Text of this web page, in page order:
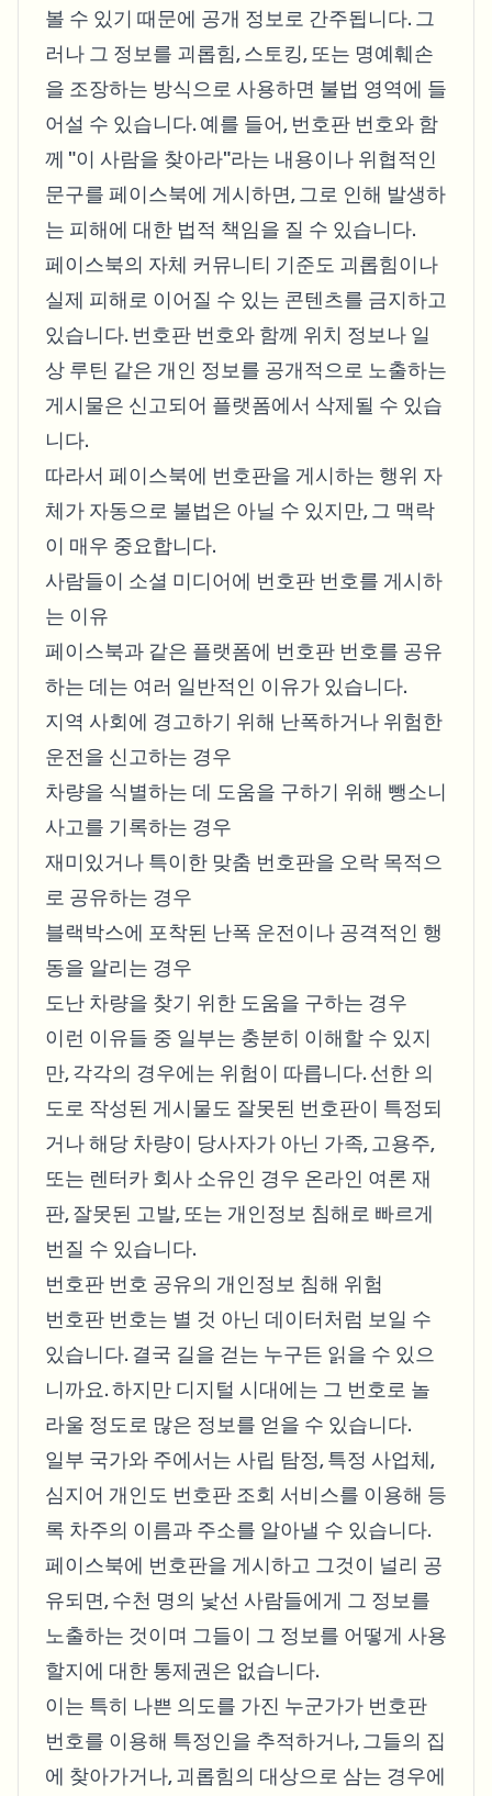
Bulk background removal
볼 수 있기 때문에 공개 정보로 간주됩니다. 그
러나 그 정보를 괴롭힘, 스토킹, 또는 명예훼손
을 조장하는 방식으로 사용하면 불법 영역에 들
어설 수 있습니다. 예를 들어, 번호판 번호와 함
께 "이 사람을 찾아라"라는 내용이나 위협적인
문구를 페이스북에 게시하면, 그로 인해 발생하
는 피해에 대한 법적 책임을 질 수 있습니다.
페이스북의 자체 커뮤니티 기준도 괴롭힘이나
실제 피해로 이어질 수 있는 콘텐츠를 금지하고
있습니다. 번호판 번호와 함께 위치 정보나 일
상 루틴 같은 개인 정보를 공개적으로 노출하는
게시물은 신고되어 플랫폼에서 삭제될 수 있습
니다.
따라서 페이스북에 번호판을 게시하는 행위 자
체가 자동으로 불법은 아닐 수 있지만, 그 맥락
이 매우 중요합니다.
사람들이 소셜 미디어에 번호판 번호를 게시하
는 이유
페이스북과 같은 플랫폼에 번호판 번호를 공유
하는 데는 여러 일반적인 이유가 있습니다.
지역 사회에 경고하기 위해 난폭하거나 위험한
운전을 신고하는 경우
차량을 식별하는 데 도움을 구하기 위해 뺑소니
사고를 기록하는 경우
재미있거나 특이한 맞춤 번호판을 오락 목적으
로 공유하는 경우
블랙박스에 포착된 난폭 운전이나 공격적인 행
동을 알리는 경우
도난 차량을 찾기 위한 도움을 구하는 경우
이런 이유들 중 일부는 충분히 이해할 수 있지
만, 각각의 경우에는 위험이 따릅니다. 선한 의
도로 작성된 게시물도 잘못된 번호판이 특정되
거나 해당 차량이 당사자가 아닌 가족, 고용주,
또는 렌터카 회사 소유인 경우 온라인 여론 재
판, 잘못된 고발, 또는 개인정보 침해로 빠르게
번질 수 있습니다.
번호판 번호 공유의 개인정보 침해 위험
번호판 번호는 별 것 아닌 데이터처럼 보일 수
있습니다. 결국 길을 걷는 누구든 읽을 수 있으
니까요. 하지만 디지털 시대에는 그 번호로 놀
라울 정도로 많은 정보를 얻을 수 있습니다.
일부 국가와 주에서는 사립 탐정, 특정 사업체,
심지어 개인도 번호판 조회 서비스를 이용해 등
록 차주의 이름과 주소를 알아낼 수 있습니다.
페이스북에 번호판을 게시하고 그것이 널리 공
유되면, 수천 명의 낯선 사람들에게 그 정보를
노출하는 것이며 그들이 그 정보를 어떻게 사용
할지에 대한 통제권은 없습니다.
이는 특히 나쁜 의도를 가진 누군가가 번호판
번호를 이용해 특정인을 추적하거나, 그들의 집
에 찾아가거나, 괴롭힘의 대상으로 삼는 경우에